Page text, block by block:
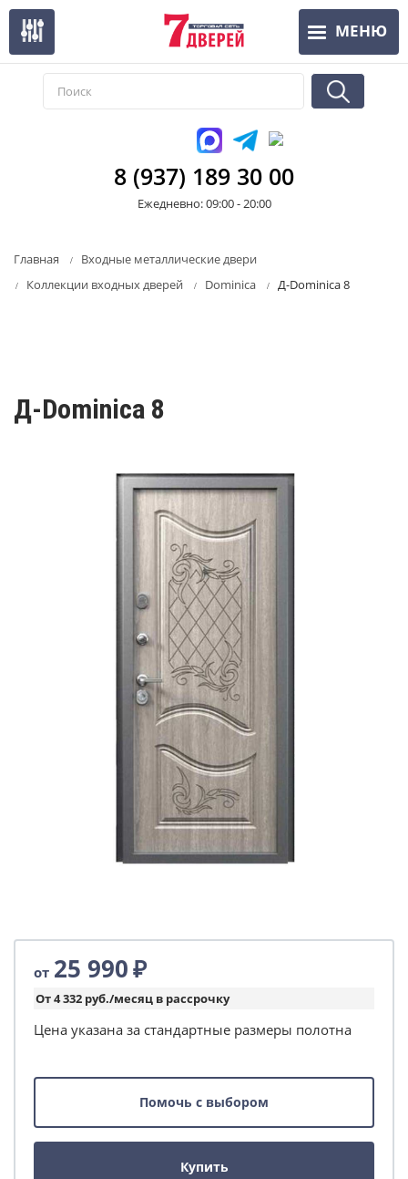
Перейти
основному
содержанию
МЕНЮ
8 (937) 189 30 00
Ежедневно: 09:00 - 20:00
Главная
Входные металлические двери
Коллекции входных дверей
Dominica Д-Dominica 8
Д-Dominica 8
от 25 990₽
От 4 332 руб./месяц в рассрочку
Цена указана за стандартные размеры полотна
Помочь с выбором
Купить